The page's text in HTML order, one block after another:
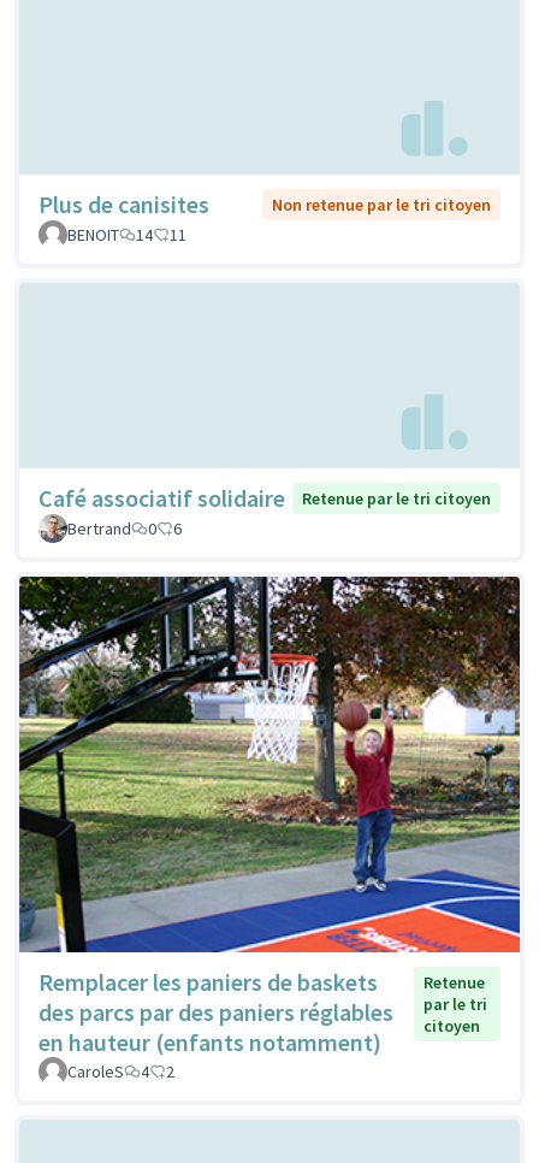
Plus de canisites
Non retenue par le tri citoyen
BENOIT
14 11
Café associatif solidaire
Retenue par le tri citoyen
Bertrand
0 6
Remplacer les paniers de baskets
des parcs par des paniers réglables
en hauteur (enfants notamment)
Retenue
par le tri
citoyen
CaroleS 4 2